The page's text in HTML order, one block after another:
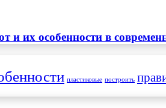
и их особенности в
пластиковые построить